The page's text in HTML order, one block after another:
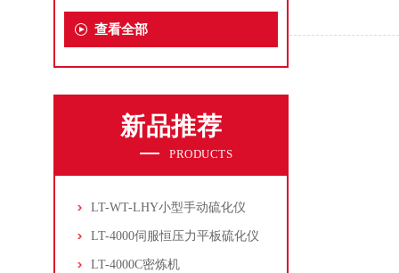
查看全部
新品推荐
PRODUCTS
LT-WT-LHY小型手动硫化仪
LT-4000伺服恒压力平板硫化仪
LT-4000C密炼机